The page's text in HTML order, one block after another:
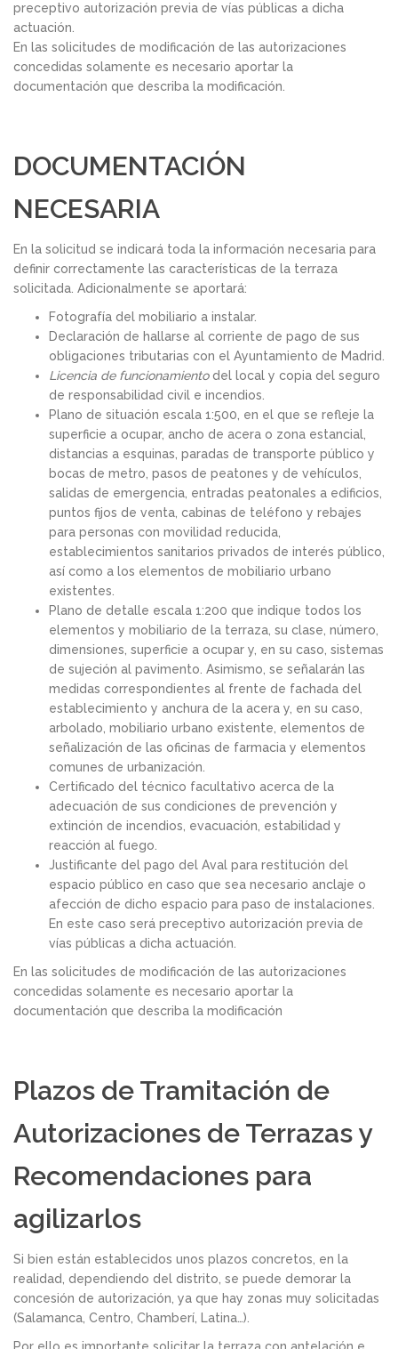
preceptivo autorización previa de vías públicas a dicha
actuación.
En las solicitudes de modificación de las autorizaciones
concedidas solamente es necesario aportar la
documentación que describa la modificación.
DOCUMENTACIÓN
NECESARIA
En la solicitud se indicará toda la información necesaria para
definir correctamente las características de la terraza
solicitada. Adicionalmente se aportará:
Fotografía del mobiliario a instalar.
Declaración de hallarse al corriente de pago de sus
obligaciones tributarias con el Ayuntamiento de Madrid.
Licencia de funcionamientodel local y copia del seguro
de responsabilidad civil e incendios.
Plano de situación escala 1:500, en el que se refleje la
superficie a ocupar, ancho de acera o zona estancial,
distancias a esquinas, paradas de transporte público y
bocas de metro, pasos de peatones y de vehículos,
salidas de emergencia, entradas peatonales a edificios,
puntos fijos de venta, cabinas de teléfono y rebajes
para personas con movilidad reducida,
establecimientos sanitarios privados de interés público,
así como a los elementos de mobiliario urbano
existentes.
Plano de detalle escala 1:200 que indique todos los
elementos y mobiliario de la terraza, su clase, número,
dimensiones, superficie a ocupar y, en su caso, sistemas
de sujeción al pavimento. Asimismo, se señalarán las
medidas correspondientes al frente de fachada del
establecimiento y anchura de la acera y, en su caso,
arbolado, mobiliario urbano existente, elementos de
señalización de las oficinas de farmacia y elementos
comunes de urbanización.
Certificado del técnico facultativo acerca de la
adecuación de sus condiciones de prevención y
extinción de incendios, evacuación, estabilidad y
reacción al fuego.
Justificante del pago del Aval para restitución del
espacio público en caso que sea necesario anclaje o
afección de dicho espacio para paso de instalaciones.
En este caso será preceptivo autorización previa de
vías públicas a dicha actuación.
En las solicitudes de modificación de las autorizaciones
concedidas solamente es necesario aportar la
documentación que describa la modificación
Plazos de Tramitación de
Autorizaciones de Terrazas y
Recomendaciones para
agilizarlos
Si bien están establecidos unos plazos concretos, en la
realidad, dependiendo del distrito, se puede demorar la
concesión de autorización, ya que hay zonas muy solicitadas
(Salamanca, Centro, Chamberí, Latina…).